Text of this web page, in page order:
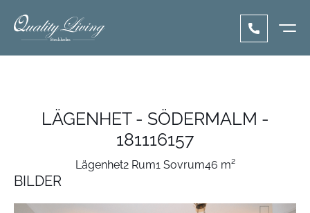
LÄGENHET - SÖDERMALM -
181116157
Lägenhet2 Rum1 Sovrum46 m²
BILDER